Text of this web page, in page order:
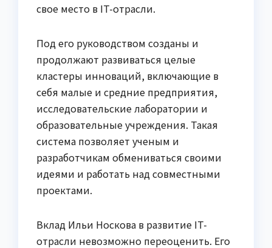
свое место в IT-отрасли.
Под его руководством созданы и
продолжают развиваться целые
кластеры инноваций, включающие в
себя малые и средние предприятия,
исследовательские лаборатории и
образовательные учреждения. Такая
система позволяет ученым и
разработчикам обмениваться своими
идеями и работать над совместными
проектами.
Вклад Ильи Носкова в развитие IT-
отрасли невозможно переоценить. Его